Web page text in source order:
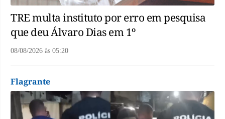
TRE multa instituto por erro em pesquisa
que deu Álvaro Dias em 1º
08/08/2026 às 05:20
Flagrante